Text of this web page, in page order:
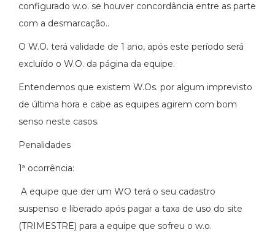
configurado w.o. se houver concordância entre as parte
com a desmarcação..
O W.O. terá validade de 1 ano, após este período será
excluído o W.O. da página da equipe.
Entendemos que existem W.Os. por algum imprevisto
de última hora e cabe as equipes agirem com bom
senso neste casos.
Penalidades
1ª ocorrência:
A equipe que der um WO terá o seu cadastro
suspenso e liberado após pagar a taxa de uso do site
(TRIMESTRE) para a equipe que sofreu o w.o.